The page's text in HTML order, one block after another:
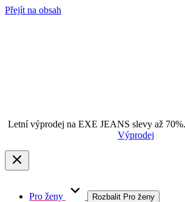
Přejít na obsah
Letní výprodej na EXE JEANS slevy až
Výprodej
Pro ženy Rozbalit Pro ženy